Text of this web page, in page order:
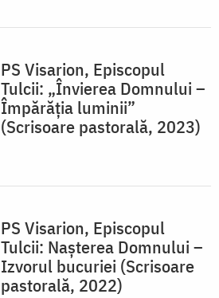
PS Visarion, Episcopul
Tulcii: „Învierea Domnului –
Împărăția luminii”
(Scrisoare pastorală, 2023)
PS Visarion, Episcopul
Tulcii: Nașterea Domnului –
Izvorul bucuriei (Scrisoare
pastorală, 2022)